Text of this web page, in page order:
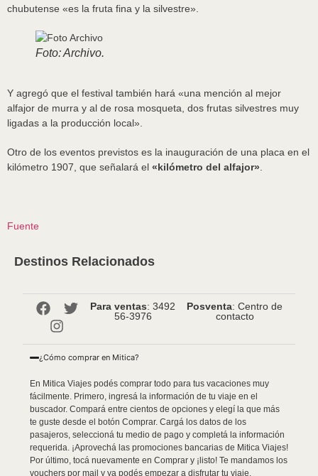
chubutense «es la fruta fina y la silvestre».
Foto: Archivo.
Y agregó que el festival también hará «una mención al mejor
alfajor de murra y al de rosa mosqueta, dos frutas silvestres muy
ligadas a la producción local».
Otro de los eventos previstos es la inauguración de una placa en el
kilómetro 1907, que señalará el «kilómetro del alfajor»
Fuente
Destinos Relacionados
Para ventas: 3492
56-3976
Posventa: Centro de
contacto
¿Cómo comprar en Mitica?
En Mitica Viajes podés comprar todo para tus vacaciones muy
fácilmente. Primero, ingresá la información de tu viaje en el
buscador. Compará entre cientos de opciones y elegí la que más
te guste desde el botón Comprar. Cargá los datos de los
pasajeros, seleccioná tu medio de pago y completá la información
requerida. ¡Aprovechá las promociones bancarias de Mitica Viajes!
Por último, tocá nuevamente en Comprar y ¡listo! Te mandamos los
vouchers por mail y ya podés empezar a disfrutar tu viaje.